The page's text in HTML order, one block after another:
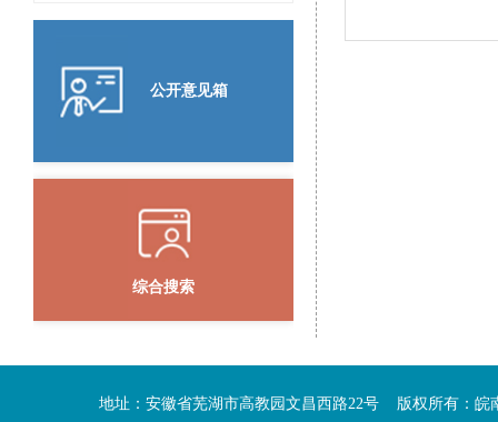
公开意见箱
综合搜索
地址：安徽省芜湖市高教园文昌西路22号 版权所有：